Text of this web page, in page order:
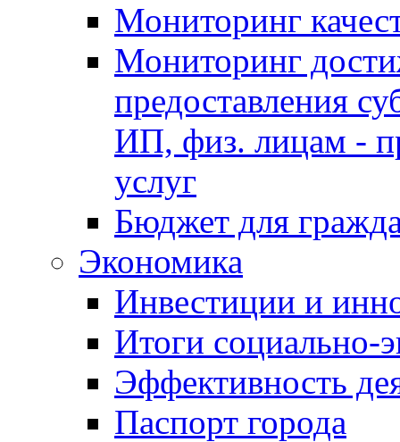
Мониторинг
Мониторинг
предоставления
ИП, физ. лицам -
услуг
Бюджет для
Экономика
Инвестиции и
Итоги социально-
Эффективность
Паспорт города